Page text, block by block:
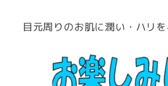
目元周りのお肌に潤い・ハリ